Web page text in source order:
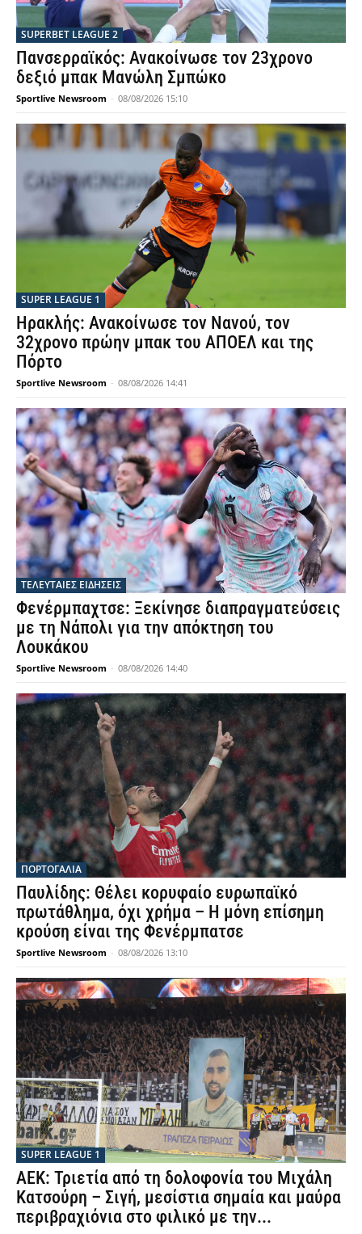
SUPERBET LEAGUE 2
Πανσερραϊκός: Ανακοίνωσε τον 23χρονο
δεξιό μπακ Μανώλη Σμπώκο
Sportlive Newsroom - 08/08/2026 15:10
SUPER LEAGUE 1
Ηρακλής: Ανακοίνωσε τον Νανού, τον
32χρονο πρώην μπακ του ΑΠΟΕΛ και της
Πόρτο
Sportlive Newsroom - 08/08/2026 14:41
ΤΕΛΕΥΤΑΙΕΣ ΕΙΔΗΣΕΙΣ
Φενέρμπαχτσε: Ξεκίνησε διαπραγματεύσεις
με τη Νάπολι για την απόκτηση του
Λουκάκου
Sportlive Newsroom - 08/08/2026 14:40
ΠΟΡΤΟΓΑΛΙΑ
Παυλίδης: Θέλει κορυφαίο ευρωπαϊκό
πρωτάθλημα, όχι χρήμα – Η μόνη επίσημη
κρούση είναι της Φενέρμπατσε
Sportlive Newsroom - 08/08/2026 13:10
SUPER LEAGUE 1
ΑΕΚ: Τριετία από τη δολοφονία του Μιχάλη
Κατσούρη – Σιγή, μεσίστια σημαία και μαύρα
περιβραχιόνια στο φιλικό με την...